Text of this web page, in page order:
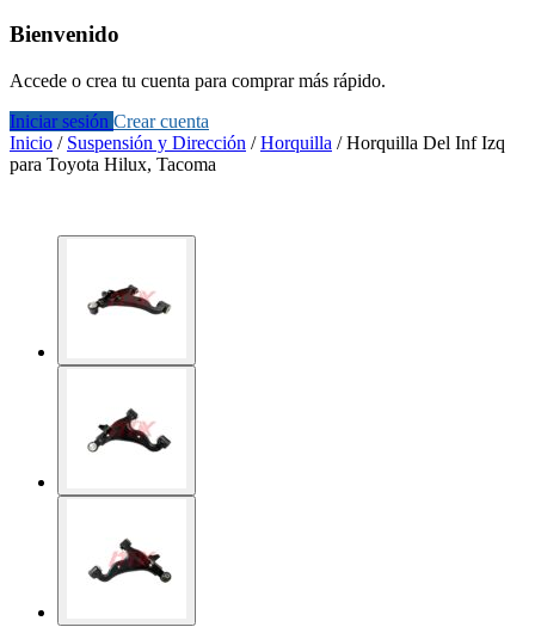
Bienvenido
Accede o crea tu cuenta para comprar más rápido.
Iniciar sesión Crear cuenta
Inicio / Suspensión y Dirección /Horquilla /Horquilla Del Inf Izq
para Toyota Hilux, Tacoma